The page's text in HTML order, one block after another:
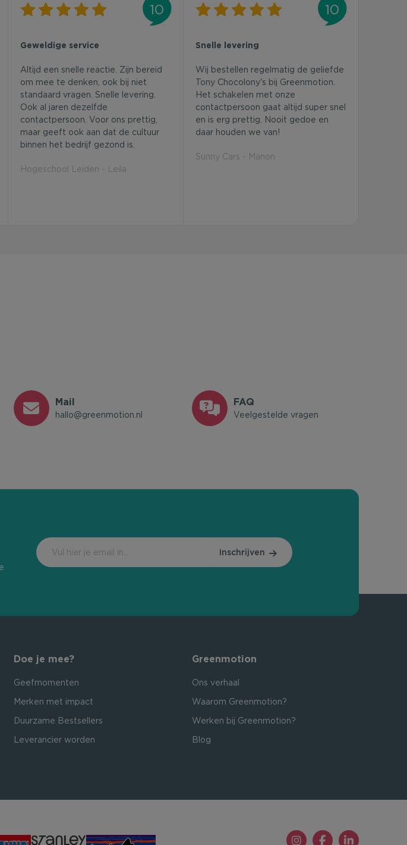
10
Geweldige service
Altijd een snelle reactie. Zijn bereid
om mee te denken, ook bij niet
standaard vragen. Snelle levering.
Ook al jaren dezelfde
contactpersoon. Voor ons prettig,
maar geeft ook aan dat de cultuur
binnen het bedrijf gezond is.
Hogeschool Leiden - Leila
10
Snelle levering
Wij bestellen regelmatig de geliefde
Tony Chocolony's bij Greenmotion.
Het schakelen met onze
contactpersoon gaat altijd super snel
en is erg prettig. Nooit gedoe en
daar houden we van!
Sunny Cars - Manon
Mail
hallo@greenmotion.nl
FAQ
Veelgestelde vragen
Inschrijven
Doe je mee?
Geefmomenten
Merken met impact
Duurzame Bestsellers
Leverancier worden
Greenmotion
Ons verhaal
Waarom Greenmotion?
Werken bij Greenmotion?
Blog